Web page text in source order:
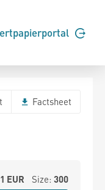
Factsheet
EUR Size: 300